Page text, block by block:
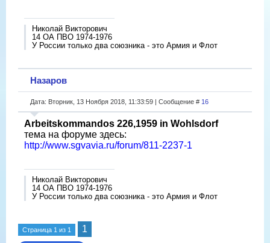
Николай Викторович
14 ОА ПВО 1974-1976
У России только два союзника - это Армия и Флот
Назаров
Дата: Вторник, 13 Ноября 2018, 11:33:59 | Сообщение # 16
Arbeitskommandos 226,1959 in Wohlsdorf
тема на форуме здесь:
http://www.sgvavia.ru/forum/811-2237-1
Николай Викторович
14 ОА ПВО 1974-1976
У России только два союзника - это Армия и Флот
Страница 1 из 1 1